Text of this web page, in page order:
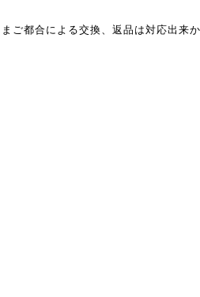
ご都合による交換、返品は対応出来